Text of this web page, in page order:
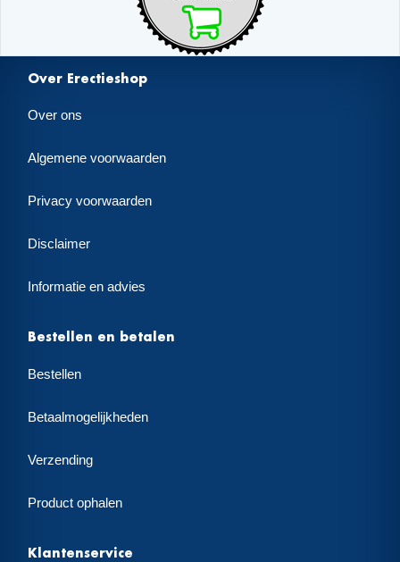
Over Erectieshop
Over ons
Algemene voorwaarden
Privacy voorwaarden
Disclaimer
Informatie en advies
Bestellen en betalen
Bestellen
Betaalmogelijkheden
Verzending
Product ophalen
Klantenservice